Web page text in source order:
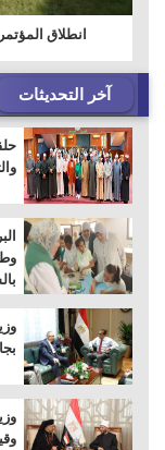
انطلاق
آخر التحديثات